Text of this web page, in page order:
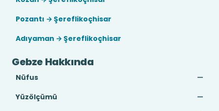
Pozantı → Şereflikoçhisar
Adıyaman → Şereflikoçhisar
Gebze Hakkında
Nüfus
—
Yüzölçümü
—